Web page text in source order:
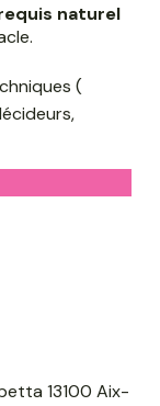
naturel
(
13100 Aix-